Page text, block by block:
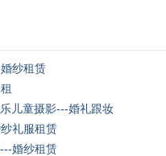
纱租赁
儿童摄影---婚礼跟妆
礼服租赁
婚纱租赁